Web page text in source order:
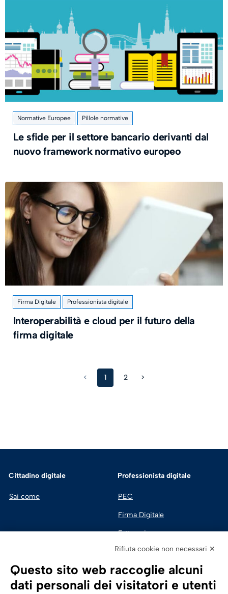
Normative Europee Pillole normative
Le sfide per il settore bancario derivanti dal
nuovo framework normativo europeo
Firma Digitale Professionista digitale
Interoperabilità e cloud per il futuro della
firma digitale
< 1 2 >
Cittadino digitale
Sai come
Professionista digitale
PEC
Firma Digitale
Fatturazione
Sicurezza Digitale
Rifiuta cookie non necessari ✕
Questo sito web raccoglie alcuni
dati personali dei visitatori e utenti